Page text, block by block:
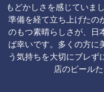
もどかしさを感じていま
準備を経て立ち上げたの
のもつ素晴らしさが、日
ば幸いです。多くの方に
う気持ちを大切にブレず
店のビール